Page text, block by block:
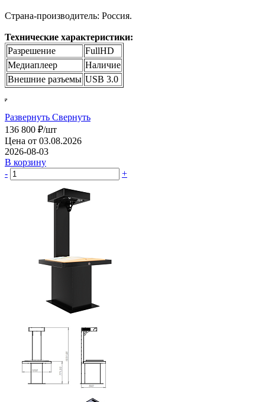
Страна-производитель: Россия.
Технические характеристики:
Разрешение
FullHD
Медиаплеер
Наличие
Внешние разъемы USB 3.0
Развернуть Свернуть
136 800 ₽/шт
Цена от 03.08.2026
2026-08-03
В корзину
-
+